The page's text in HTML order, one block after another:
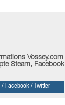
Vossey.com
Steam, Facebook
/ Facebook / Twitter